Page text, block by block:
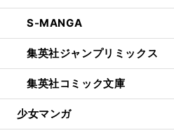
S-MANGA
集英社ジャンプリミックス
集英社コミック文庫
少女マンガ